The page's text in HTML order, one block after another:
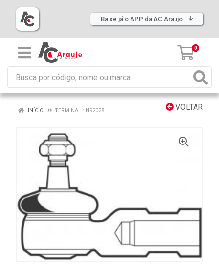
Baixe já o APP da AC Araujo
0
VOLTAR
INÍCIO TERMINAL : N92028